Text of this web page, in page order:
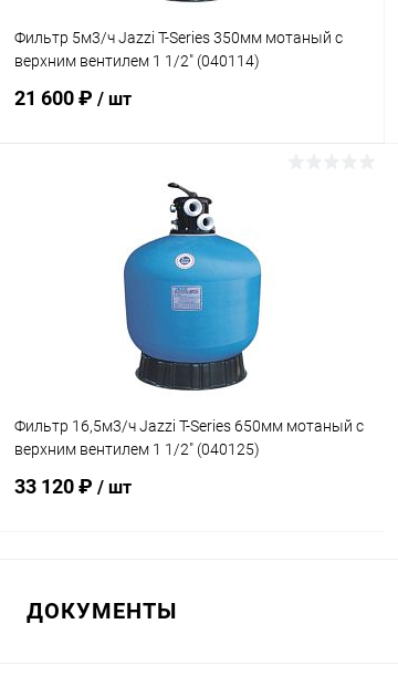
Фильтр 5м3/ч Jazzi T-Series 350мм мотаный c
верхним вентилем 1 1/2" (040114)
21 600 ₽ / шт
В корзину
В наличии
Фильтр 16,5м3/ч Jazzi T-Series 650мм мотаный c
верхним вентилем 1 1/2" (040125)
33 120 ₽ / шт
ДОКУМЕНТЫ